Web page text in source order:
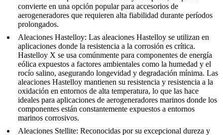
convierte en una opción popular para accesorios de
aerogeneradores que requieren alta fiabilidad durante períodos
prolongados.
Aleaciones Hastelloy: Las aleaciones Hastelloy se utilizan en
aplicaciones donde la resistencia a la corrosión es crítica.
Hastelloy X se usa comúnmente para componentes de energía
eólica expuestos a factores ambientales como la humedad y el
rocío salino, asegurando longevidad y degradación mínima. Las
aleaciones Hastelloy mantienen su resistencia y resistencia a la
oxidación en entornos de alta temperatura, lo que las hace
ideales para aplicaciones de aerogeneradores marinos donde los
componentes están constantemente expuestos a entornos
marinos corrosivos.
Aleaciones Stellite: Reconocidas por su excepcional dureza y